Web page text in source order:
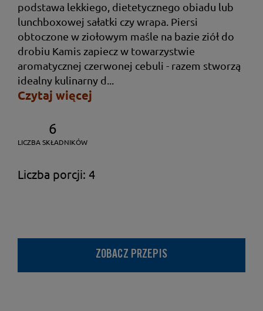
podstawa lekkiego, dietetycznego obiadu lub
lunchboxowej sałatki czy wrapa. Piersi
obtoczone w ziołowym maśle na bazie ziół do
drobiu Kamis zapiecz w towarzystwie
aromatycznej czerwonej cebuli - razem stworzą
idealny kulinarny d...
Czytaj więcej
6
LICZBA SKŁADNIKÓW
Liczba porcji: 4
ZOBACZ PRZEPIS